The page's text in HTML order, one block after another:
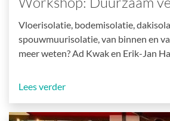
Vloerisolatie, bodemisolatie,
spouwmuurisolatie, van binnen en
meer weten? Ad Kwak en Erik-Jan
Lees verder